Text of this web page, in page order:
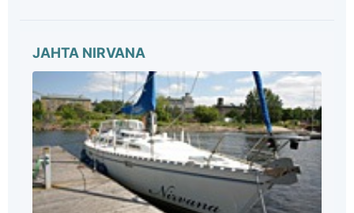
JAHTA NIRVANA